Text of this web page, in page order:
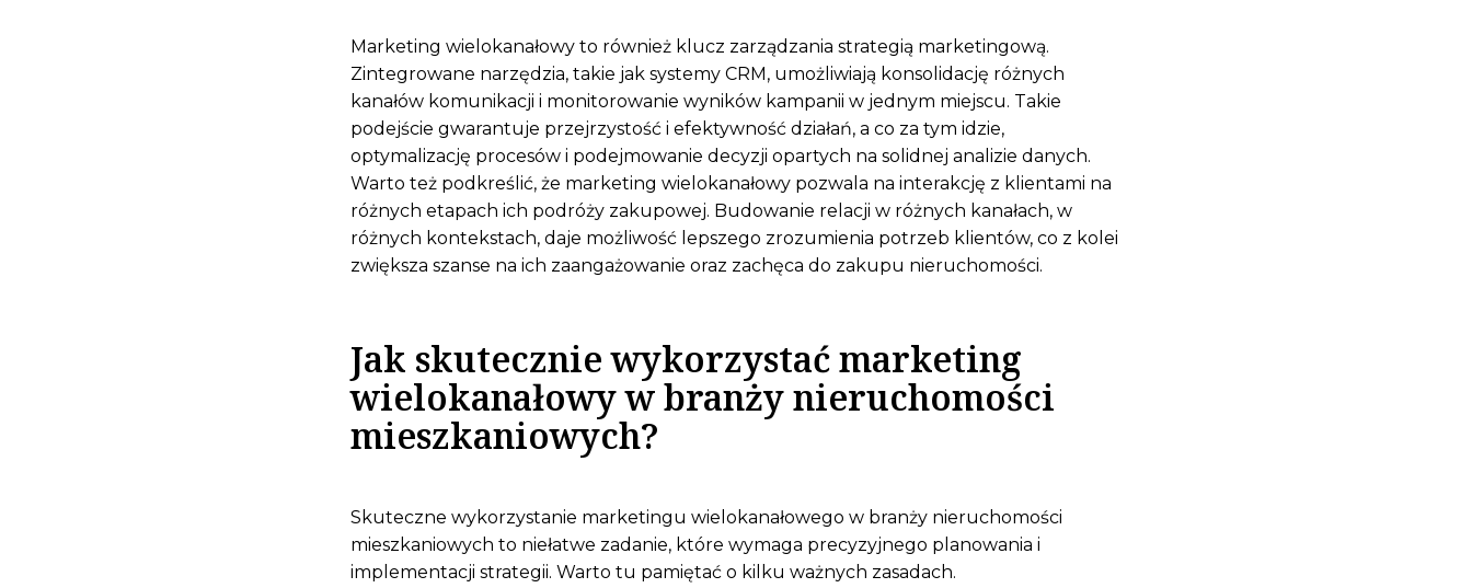
Marketing wielokanałowy to również klucz zarządzania strategią marketingową.
Zintegrowane narzędzia, takie jak systemy CRM, umożliwiają konsolidację różnych
kanałów komunikacji i monitorowanie wyników kampanii w jednym miejscu. Takie
podejście gwarantuje przejrzystość i efektywność działań, a co za tym idzie,
optymalizację procesów i podejmowanie decyzji opartych na solidnej analizie danych.
Warto też podkreślić, że marketing wielokanałowy pozwala na interakcję z klientami na
różnych etapach ich podróży zakupowej. Budowanie relacji w różnych kanałach, w
różnych kontekstach, daje możliwość lepszego zrozumienia potrzeb klientów, co z kolei
zwiększa szanse na ich zaangażowanie oraz zachęca do zakupu nieruchomości.
Jak skutecznie wykorzystać marketing
wielokanałowy w branży nieruchomości
mieszkaniowych?
Skuteczne wykorzystanie marketingu wielokanałowego w branży nieruchomości
mieszkaniowych to niełatwe zadanie, które wymaga precyzyjnego planowania i
implementacji strategii. Warto tu pamiętać o kilku ważnych zasadach.